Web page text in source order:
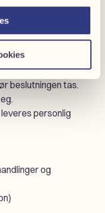
beslutningen tas.
personlig
og